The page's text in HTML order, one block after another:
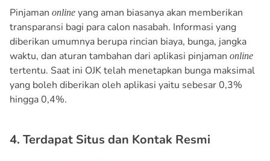
Pinjaman online yang aman biasanya akan memberikan
transparansi bagi para calon nasabah. Informasi yang
diberikan umumnya berupa rincian biaya, bunga, jangka
waktu, dan aturan tambahan dari aplikasi pinjaman online
tertentu. Saat ini OJK telah menetapkan bunga maksimal
yang boleh diberikan oleh aplikasi yaitu sebesar 0,3%
hingga 0,4%.
4. Terdapat Situs dan Kontak Resmi